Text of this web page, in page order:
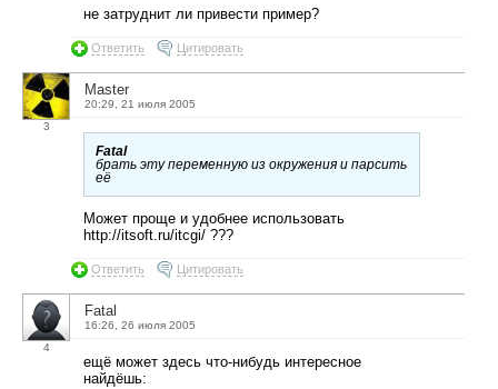
не затруднит ли привести пример?
Ответить Цитировать
3
Master
20:29, 21 июля 2005
Fatal
брать эту переменную из окружения и парсить
её
Может проще и удобнее использовать
http://itsoft.ru/itcgi/ ???
Ответить Цитировать
4
Fatal
16:26, 26 июля 2005
ещё может здесь что-нибудь интересное
найдёшь: